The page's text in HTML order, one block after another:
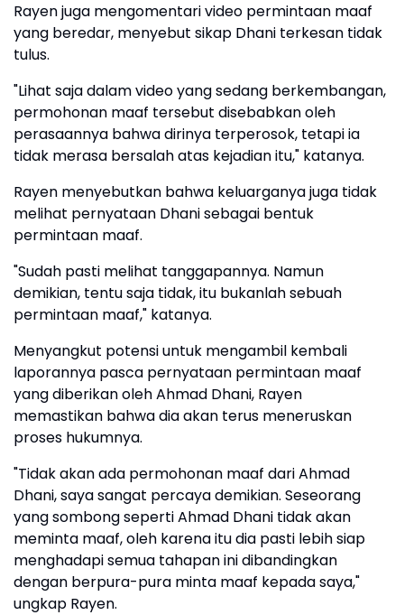
Rayen juga mengomentari video permintaan maaf
yang beredar, menyebut sikap Dhani terkesan tidak
tulus.
"Lihat saja dalam video yang sedang berkembangan,
permohonan maaf tersebut disebabkan oleh
perasaannya bahwa dirinya terperosok, tetapi ia
tidak merasa bersalah atas kejadian itu," katanya.
Rayen menyebutkan bahwa keluarganya juga tidak
melihat pernyataan Dhani sebagai bentuk
permintaan maaf.
"Sudah pasti melihat tanggapannya. Namun
demikian, tentu saja tidak, itu bukanlah sebuah
permintaan maaf," katanya.
Menyangkut potensi untuk mengambil kembali
laporannya pasca pernyataan permintaan maaf
yang diberikan oleh Ahmad Dhani, Rayen
memastikan bahwa dia akan terus meneruskan
proses hukumnya.
"Tidak akan ada permohonan maaf dari Ahmad
Dhani, saya sangat percaya demikian. Seseorang
yang sombong seperti Ahmad Dhani tidak akan
meminta maaf, oleh karena itu dia pasti lebih siap
menghadapi semua tahapan ini dibandingkan
dengan berpura-pura minta maaf kepada saya,"
ungkap Rayen.